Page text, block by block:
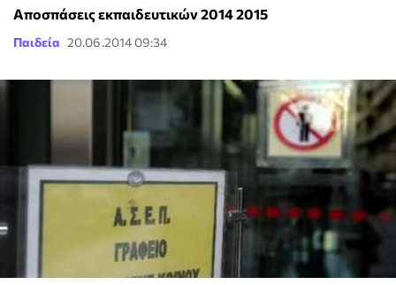
Αποσπάσεις εκπαιδευτικών 2014 2015
Παιδεία 20.06.2014 09:34